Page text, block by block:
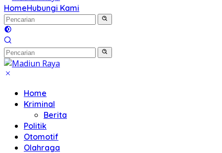
HomeHubungi Kami
Home
Kriminal
Berita
Politik
Otomotif
Olahraga